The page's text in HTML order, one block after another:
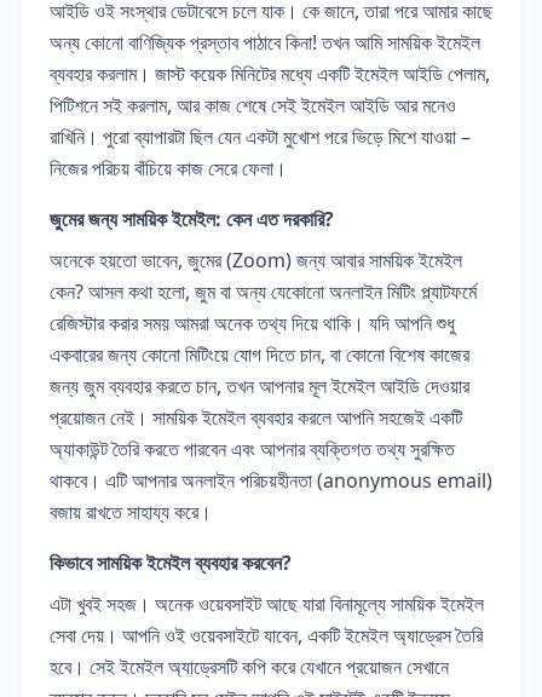
আইডি ওই সংস্থার ডেটাবেসে চলে যাক। কে জানে, তারা পরে আমার কাছে
অন্য কোনো বাণিজ্যিক প্রস্তাব পাঠাবে কিনা! তখন আমি সাময়িক ইমেইল
ব্যবহার করলাম। জাস্ট কয়েক মিনিটের মধ্যে একটি ইমেইল আইডি পেলাম,
পিটিশনে সই করলাম, আর কাজ শেষে সেই ইমেইল আইডি আর মনেও
রাখিনি। পুরো ব্যাপারটা ছিল যেন একটা মুখোশ পরে ভিড়ে মিশে যাওয়া –
নিজের পরিচয় বাঁচিয়ে কাজ সেরে ফেলা।
জুমের জন্য সাময়িক ইমেইল: কেন এত দরকারি?
অনেকে হয়তো ভাবেন, জুমের (Zoom) জন্য আবার সাময়িক ইমেইল
কেন? আসল কথা হলো, জুম বা অন্য যেকোনো অনলাইন মিটিং প্ল্যাটফর্মে
রেজিস্টার করার সময় আমরা অনেক তথ্য দিয়ে থাকি। যদি আপনি শুধু
একবারের জন্য কোনো মিটিংয়ে যোগ দিতে চান, বা কোনো বিশেষ কাজের
জন্য জুম ব্যবহার করতে চান, তখন আপনার মূল ইমেইল আইডি দেওয়ার
প্রয়োজন নেই। সাময়িক ইমেইল ব্যবহার করলে আপনি সহজেই একটি
অ্যাকাউন্ট তৈরি করতে পারবেন এবং আপনার ব্যক্তিগত তথ্য সুরক্ষিত
থাকবে। এটি আপনার অনলাইন পরিচয়হীনতা (anonymous email)
বজায় রাখতে সাহায্য করে।
কিভাবে সাময়িক ইমেইল ব্যবহার করবেন?
এটা খুবই সহজ। অনেক ওয়েবসাইট আছে যারা বিনামূল্যে সাময়িক ইমেইল
সেবা দেয়। আপনি ওই ওয়েবসাইটে যাবেন, একটি ইমেইল অ্যাড্রেস তৈরি
হবে। সেই ইমেইল অ্যাড্রেসটি কপি করে যেখানে প্রয়োজন সেখানে